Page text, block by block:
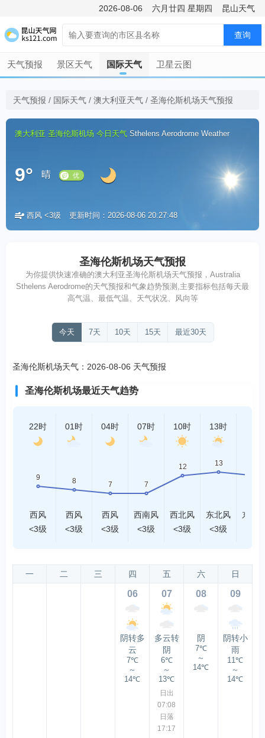
2026-08-06 六月廿四 星期四 昆山天气
查询
天气预报 景区天气 国际天气 卫星云图
天气预报 / 国际天气 / 澳大利亚天气 / 圣海伦斯机场天气预报
澳大利亚 圣海伦斯机场 今日天气 Sthelens Aerodrome Weather
9° 晴
优
西风 <3级 更新时间：2026-08-06 20:27:48
圣海伦斯机场天气预报
为你提供快速准确的澳大利亚圣海伦斯机场天气预报，Australia
Sthelens Aerodrome的天气预报和气象趋势预测,主要指标包括每天最
高气温、最低气温、天气状况、风向等
今天 7天 10天 15天 最近30天
圣海伦斯机场天气：2026-08-06 天气预报
圣海伦斯机场最近天气趋势
22时
西风
<3级
01时
西风
<3级
04时
西风
<3级
07时
西南风
<3级
10时
西北风
<3级
13时
东北风
<3级
东北
一 二 三 四 五 六 日
06
阴转多
云
7℃
～
14℃
07
多云转
阴
6℃
～
13℃
日出
07:08
日落
17:17
08
阴
7℃
～
14℃
09
阴转小
雨
11℃
～
14℃